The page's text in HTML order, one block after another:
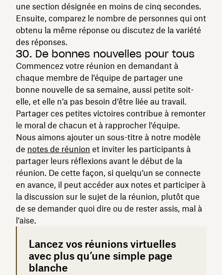
une section désignée en moins de cinq secondes.
Ensuite, comparez le nombre de personnes qui ont
obtenu la même réponse ou discutez de la variété
des réponses.
30. De bonnes nouvelles pour tous
Commencez votre réunion en demandant à
chaque membre de l’équipe de partager une
bonne nouvelle de sa semaine, aussi petite soit-
elle, et elle n’a pas besoin d’être liée au travail.
Partager ces petites victoires contribue à remonter
le moral de chacun et à rapprocher l’équipe.
Nous aimons ajouter un sous-titre à notre modèle
de notes de réunion et inviter les participants à
partager leurs réflexions avant le début de la
réunion. De cette façon, si quelqu’un se connecte
en avance, il peut accéder aux notes et participer à
la discussion sur le sujet de la réunion, plutôt que
de se demander quoi dire ou de rester assis, mal à
l’aise.
Lancez vos réunions virtuelles
avec plus qu’une simple page
blanche